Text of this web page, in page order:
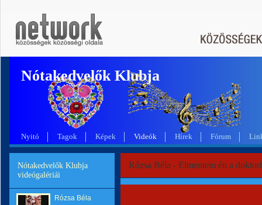
Nótakedvelők Klubja
Nyitó Tagok Képek Videók Hírek Fórum
Nótakedvelők Klubja
videógalériái
Rózsa Béla
Rózsa Béla - Elmentem én a